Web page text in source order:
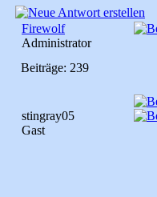
Firewolf
Administrator
Beiträge: 239
stingray05
Gast